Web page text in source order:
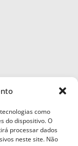
como
do dispositivo. O
processar dados
neste site. Não